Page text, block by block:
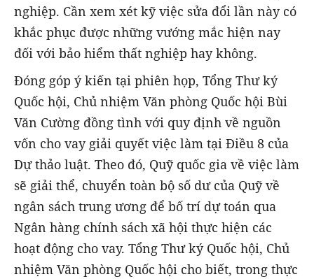
nghiệp. Cần xem xét kỹ việc sửa đổi lần này có
khắc phục được những vướng mắc hiện nay
đối với bảo hiểm thất nghiệp hay không.
Đóng góp ý kiến tại phiên họp, Tổng Thư ký
Quốc hội, Chủ nhiệm Văn phòng Quốc hội Bùi
Văn Cường đồng tình với quy định về nguồn
vốn cho vay giải quyết việc làm tại Điều 8 của
Dự thảo luật. Theo đó, Quỹ quốc gia về việc làm
sẽ giải thể, chuyển toàn bộ số dư của Quỹ về
ngân sách trung ương để bố trí dự toán qua
Ngân hàng chính sách xã hội thực hiện các
hoạt động cho vay. Tổng Thư ký Quốc hội, Chủ
nhiệm Văn phòng Quốc hội cho biết, trong thực